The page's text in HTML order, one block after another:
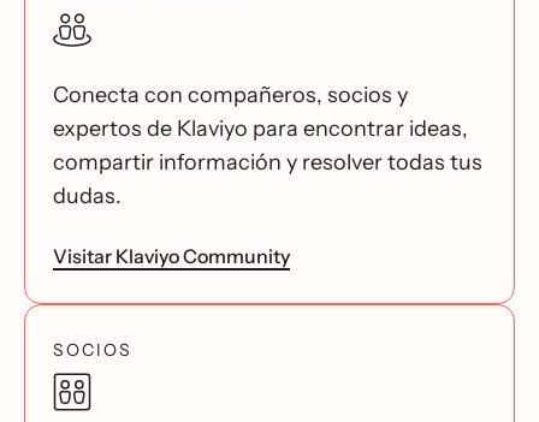
Conecta con compañeros, socios y
expertos de Klaviyo para encontrar ideas,
compartir información y resolver todas tus
dudas.
Visitar Klaviyo Community
SOCIOS